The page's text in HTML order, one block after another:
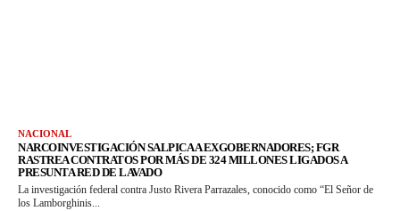
NACIONAL
NARCOINVESTIGACIÓN SALPICA A EXGOBERNADORES; FGR
RASTREA CONTRATOS POR MÁS DE 324 MILLONES LIGADOS A
PRESUNTA RED DE LAVADO
La investigación federal contra Justo Rivera Parrazales, conocido como “El Señor de
los Lamborghinis...